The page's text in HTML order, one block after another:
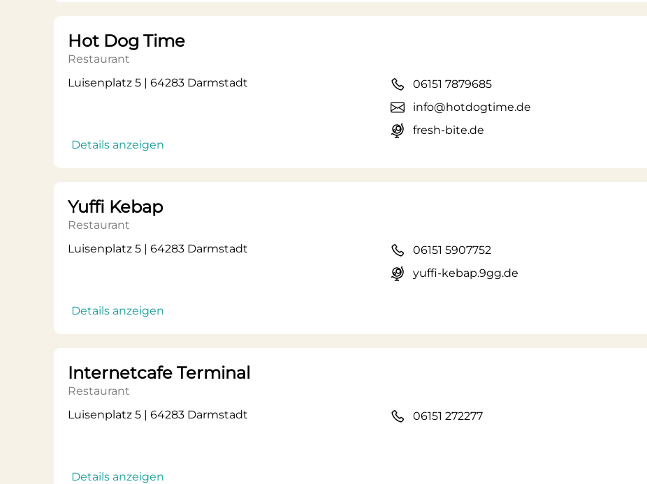
Hot Dog Time
Restaurant
Luisenplatz 5 | 64283 Darmstadt
Details anzeigen
06151 7879685
info@hotdogtime.de
fresh-bite.de
Yuffi Kebap
Restaurant
Luisenplatz 5 | 64283 Darmstadt
Details anzeigen
06151 5907752
yuffi-kebap.9gg.de
Internetcafe Terminal
Restaurant
Luisenplatz 5 | 64283 Darmstadt
Details anzeigen
06151 272277